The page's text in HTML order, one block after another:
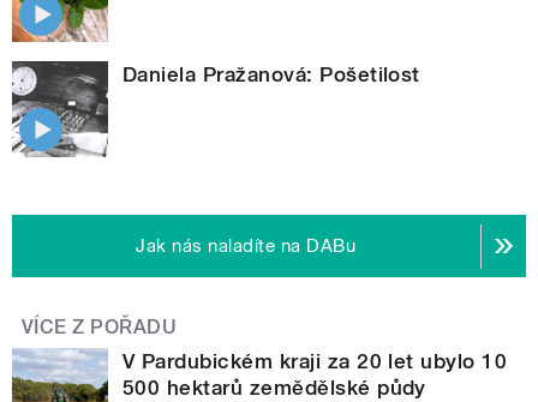
Daniela Pražanová: Pošetilost
Jak nás naladíte na DABu
VÍCE Z POŘADU
V Pardubickém kraji za 20 let ubylo 10
500 hektarů zemědělské půdy